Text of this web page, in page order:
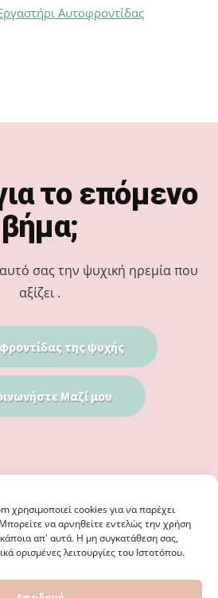
χρησιμοποιεί cookies για να παρέχει
να αρνηθείτε εντελώς την χρήση
απ' αυτά. Η μη συγκατάθεση σας,
ορισμένες λειτουργίες του Ιστοτόπου.
Αυτοφροντίδας
το επόμενο
βήμα;
σας την ψυχική ηρεμία που
αξίζει .
της ψυχής
Μαζί μου